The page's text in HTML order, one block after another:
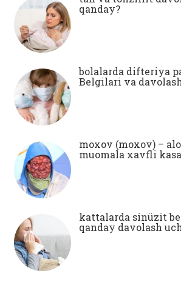
qanday?
bolalarda difteriya
Belgilari va
moxov (moxov) –
muomala xavfli
kattalarda sinüzit
qanday davolash